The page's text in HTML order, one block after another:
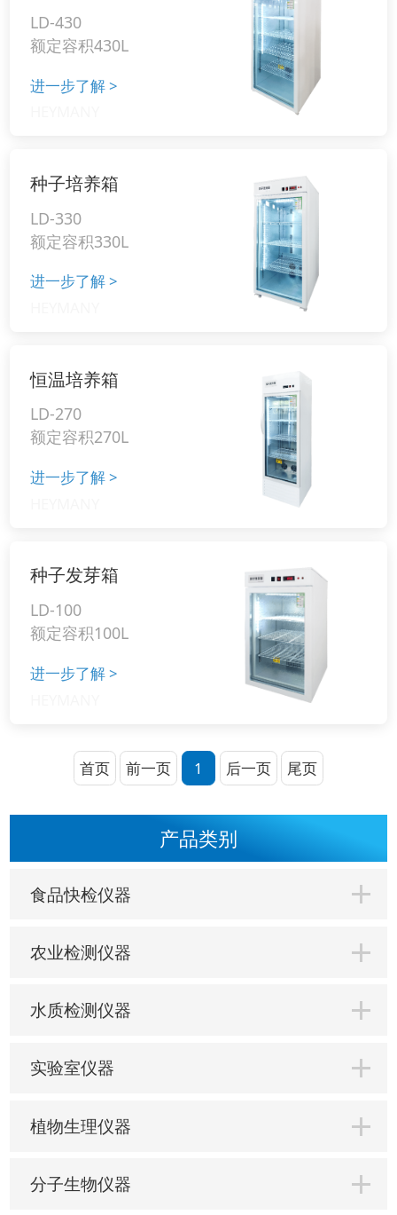
产品类别
食品快检仪器
农业检测仪器
水质检测仪器
实验室仪器
植物生理仪器
分子生物仪器
LD-430
额定容积430L
进一步了解>
种子培养箱
LD-330
额定容积330L
进一步了解>
恒温培养箱
LD-270
额定容积270L
进一步了解>
种子发芽箱
LD-100
额定容积100L
进一步了解>
首页 前一页 1 后一页 尾页